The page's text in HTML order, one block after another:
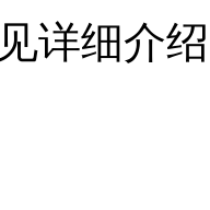
详细介绍